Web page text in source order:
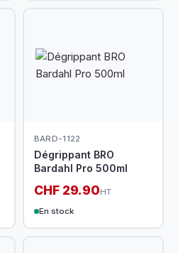
BARD-1122
Dégrippant BRO
Bardahl Pro 500ml
CHF 29.90HT
En stock